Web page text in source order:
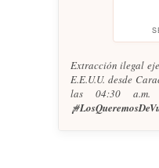
Extracción ilegal
E.E.U.U. desde
las 04:30